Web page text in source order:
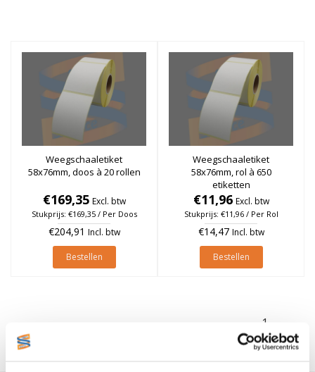
Weegschaaletiket
58x76mm, doos à 20 rollen
€169,35 Excl. btw
Stukprijs: €169,35 / Per Doos
€204,91 Incl. btw
Bestellen
Weegschaaletiket
58x76mm, rol à 650
etiketten
€11,96 Excl. btw
Stukprijs: €11,96 / Per Rol
€14,47 Incl. btw
Bestellen
1